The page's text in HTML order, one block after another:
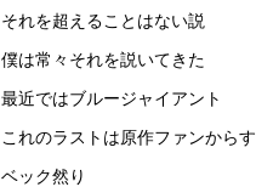
それを超えることはない説
僕は常々それを説いてきた
最近ではブルージャイアント
これのラストは原作ファンから
ベック然り